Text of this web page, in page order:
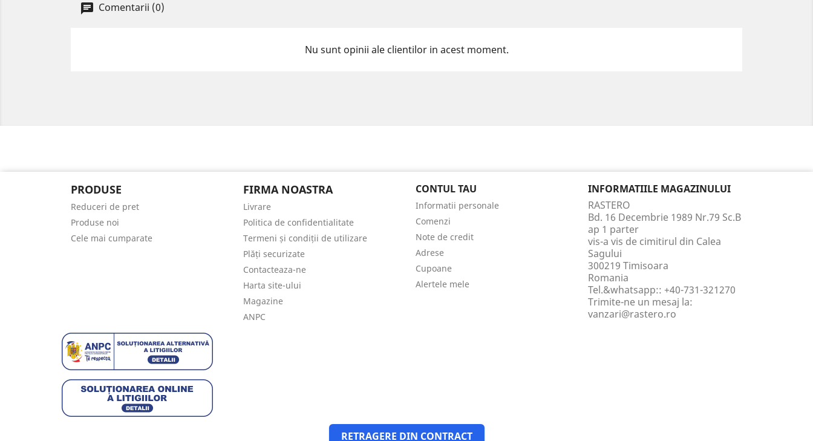
Comentarii (0)
Nu sunt opinii ale clientilor in acest moment.
PRODUSE
Reduceri de pret
Produse noi
Cele mai cumparate
FIRMA NOASTRA
Livrare
Politica de confidentialitate
Termeni și condiții de utilizare
Plăți securizate
Contacteaza-ne
Harta site-ului
Magazine
ANPC
CONTUL TAU
Informatii personale
Comenzi
Note de credit
Adrese
Cupoane
Alertele mele
INFORMATIILE MAGAZINULUI
RASTERO
Bd. 16 Decembrie 1989 Nr.79 Sc.B
ap 1 parter
vis-a vis de cimitirul din Calea
Sagului
300219 Timisoara
Romania
Tel.&whatsapp:: +40-731-321270
Trimite-ne un mesaj la:
vanzari@rastero.ro
RETRAGERE DIN CONTRACT